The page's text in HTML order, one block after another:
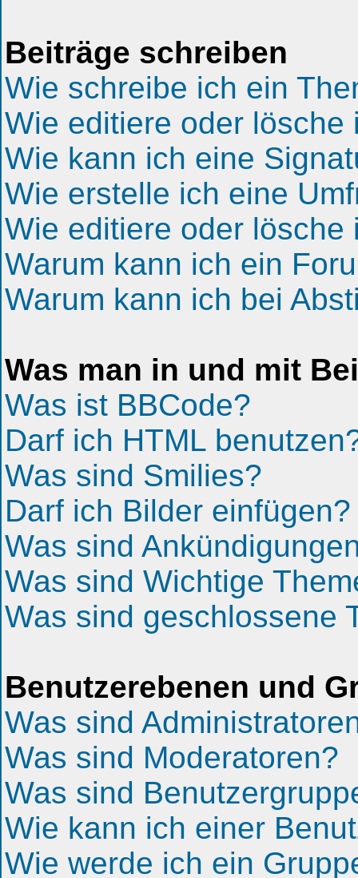
Beiträge schreiben
Wie schreibe ich ein
Wie editiere oder lösche
Wie kann ich eine
Wie erstelle ich eine
Wie editiere oder lösche
Warum kann ich ein
Warum kann ich bei
Was man in und mit
Was ist BBCode?
Darf ich HTML
Was sind Smilies?
Darf ich Bilder einfügen?
Was sind
Was sind Wichtige
Was sind geschlossene
Benutzerebenen und
Was sind
Was sind Moderatoren?
Was sind
Wie kann ich einer
Wie werde ich ein